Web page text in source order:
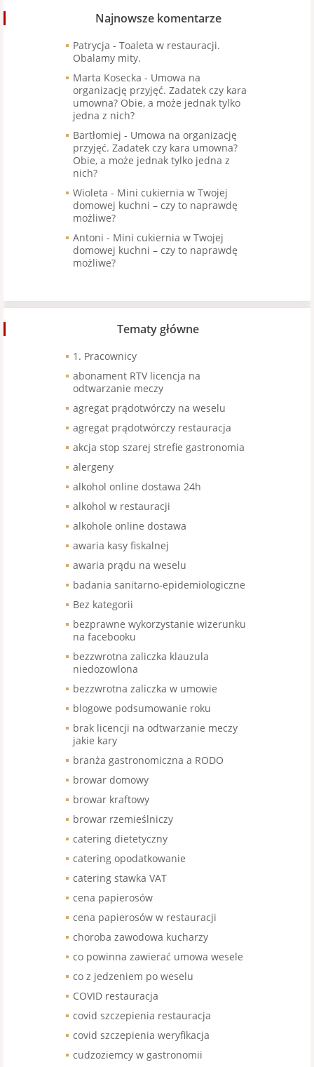
Najnowsze komentarze
Patrycja - Toaleta w restauracji.
Obalamy mity.
Marta Kosecka - Umowa na
organizację przyjęć. Zadatek czy kara
umowna? Obie, a może jednak tylko
jedna z nich?
Bartłomiej - Umowa na organizację
przyjęć. Zadatek czy kara umowna?
Obie, a może jednak tylko jedna z
nich?
Wioleta - Mini cukiernia w Twojej
domowej kuchni – czy to naprawdę
możliwe?
Antoni - Mini cukiernia w Twojej
domowej kuchni – czy to naprawdę
możliwe?
Tematy główne
1. Pracownicy
abonament RTV licencja na
odtwarzanie meczy
agregat prądotwórczy na weselu
agregat prądotwórczy restauracja
akcja stop szarej strefie gastronomia
alergeny
alkohol online dostawa 24h
alkohol w restauracji
alkohole online dostawa
awaria kasy fiskalnej
awaria prądu na weselu
badania sanitarno-epidemiologiczne
Bez kategorii
bezprawne wykorzystanie wizerunku
na facebooku
bezzwrotna zaliczka klauzula
niedozowlona
bezzwrotna zaliczka w umowie
blogowe podsumowanie roku
brak licencji na odtwarzanie meczy
jakie kary
branża gastronomiczna a RODO
browar domowy
browar kraftowy
browar rzemieślniczy
catering dietetyczny
catering opodatkowanie
catering stawka VAT
cena papierosów
cena papierosów w restauracji
choroba zawodowa kucharzy
co powinna zawierać umowa wesele
co z jedzeniem po weselu
COVID restauracja
covid szczepienia restauracja
covid szczepienia weryfikacja
cudzoziemcy w gastronomii